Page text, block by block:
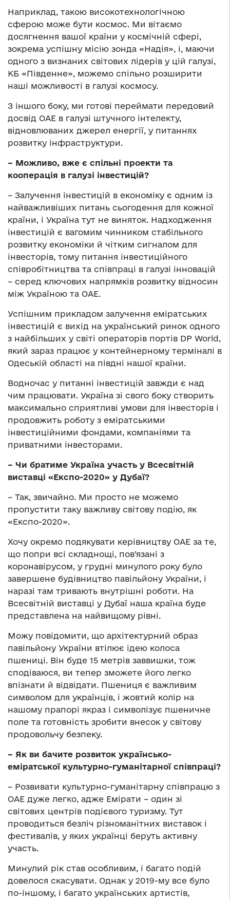
Наприклад, такою високотехнологічною
сферою може бути космос. Ми вітаємо
досягнення вашої країни у космічній сфері,
зокрема успішну місію зонда «Надія», і, маючи
одного з визнаних світових лідерів у цій галузі,
КБ «Південне», можемо спільно розширити
наші можливості в галузі космосу.
З іншого боку, ми готові переймати передовий
досвід ОАЕ в галузі штучного інтелекту,
відновлюваних джерел енергії, у питаннях
розвитку інфраструктури.
– Можливо, вже є спільні проекти та
кооперація в галузі інвестицій?
– Залучення інвестицій в економіку є одним із
найважливіших питань сьогодення для кожної
країни, і Україна тут не виняток. Надходження
інвестицій є вагомим чинником стабільного
розвитку економіки й чітким сигналом для
інвесторів, тому питання інвестиційного
співробітництва та співпраці в галузі інновацій
– серед ключових напрямків розвитку відносин
між Україною та ОАЕ.
Успішним прикладом залучення еміратських
інвестицій є вихід на український ринок одного
з найбільших у світі операторів портів DP World,
який зараз працює у контейнерному терміналі в
Одеській області на півдні нашої країни.
Водночас у питанні інвестицій завжди є над
чим працювати. Україна зі свого боку створить
максимально сприятливі умови для інвесторів і
продовжить роботу з еміратськими
інвестиційними фондами, компаніями та
приватними інвесторами.
– Чи братиме Україна участь у Всесвітній
виставці «Eкспо-2020» у Дубаї?
– Так, звичайно. Ми просто не можемо
пропустити таку важливу світову подію, як
«Експо-2020».
Хочу окремо подякувати керівництву ОАЕ за те,
що попри всі складнощі, пов’язані з
коронавірусом, у грудні минулого року було
завершене будівництво павільйону України, і
наразі там тривають внутрішні роботи. На
Всесвітній виставці у Дубаї наша країна буде
представлена на найвищому рівні.
Можу повідомити, що архітектурний образ
павільйону України втілює ідею колоса
пшениці. Він буде 15 метрів заввишки, тож
сподіваюся, ви тепер зможете його легко
впізнати й відвідати. Пшениця є важливим
символом для українців, і жовтий колір на
нашому прапорі якраз і символізує пшеничне
поле та готовність зробити внесок у світову
продовольчу безпеку.
– Як ви бачите розвиток українсько-
еміратської культурно-гуманітарної співпраці?
– Розвивати культурно-гуманітарну співпрацю з
ОАЕ дуже легко, адже Емірати – один зі
світових центрів подієвого туризму. Тут
проводиться безліч різноманітних виставок і
фестивалів, у яких українці беруть активну
участь.
Минулий рік став особливим, і багато подій
довелося скасувати. Однак у 2019-му все було
по-іншому, і багато українських артистів,